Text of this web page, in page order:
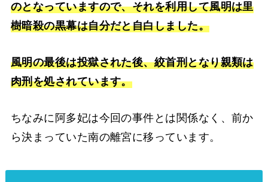
のとなっていますので、それを利用して風明は里
樹暗殺の黒幕は自分だと自白しました。
風明の最後は投獄された後、絞首刑となり親類は
肉刑を処されています。
ちなみに阿多妃は今回の事件とは関係なく、前か
ら決まっていた南の離宮に移っています。